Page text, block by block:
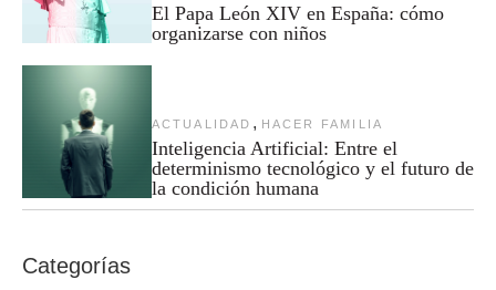
El Papa León XIV en España: cómo
organizarse con niños
ACTUALIDAD , HACER FAMILIA
Inteligencia Artificial: Entre el
determinismo tecnológico y el futuro de
la condición humana
Categorías